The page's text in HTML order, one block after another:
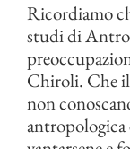
Ricordiamo
studi di
Chiroli. Che
non
antropologica